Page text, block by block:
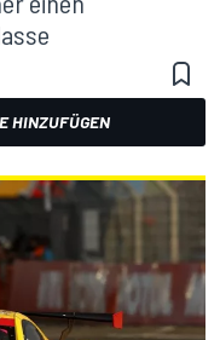
HINZUFÜGEN